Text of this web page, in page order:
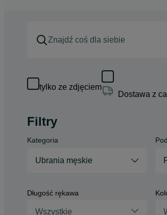
tylko ze zdjęciem
Dostawa z
Filtry
Kategoria
Ubrania męskie
Długość rękawa
Wszystkie